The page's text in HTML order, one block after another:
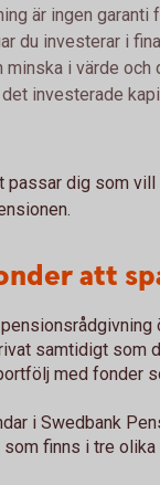
är ingen garanti
du investerar i
minska i värde och
investerade
passar dig som
att
samtidigt som
med fonder
i Swedbank
finns i tre olika